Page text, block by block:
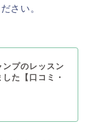
さい。
プのレッスン
た【口コミ・